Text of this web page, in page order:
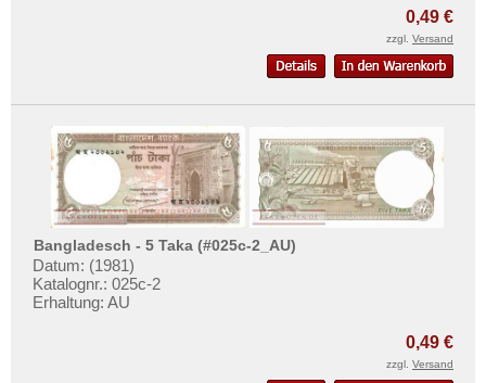
0,49 €
zzgl. Versand
Bangladesch - 5 Taka (#025c-2_AU)
Datum: (1981)
Katalognr.: 025c-2
Erhaltung: AU
0,49 €
zzgl. Versand